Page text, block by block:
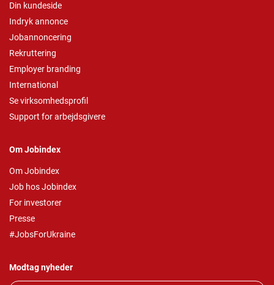
Din kundeside
Indryk annonce
Jobannoncering
Rekruttering
Employer branding
International
Se virksomhedsprofil
Support for arbejdsgivere
Om Jobindex
Om Jobindex
Job hos Jobindex
For investorer
Presse
#JobsForUkraine
Modtag nyheder